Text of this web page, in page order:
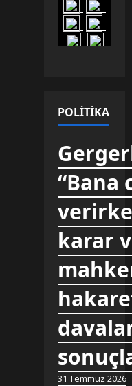
POLITIKA
“Bana
karar
31 Temmuz 2026